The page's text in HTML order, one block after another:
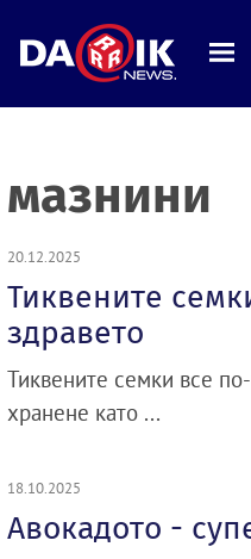
мазнини
20.12.2025
Тиквените
здравето
Тиквените семки все
хранене като ...
18.10.2025
Авокадото -